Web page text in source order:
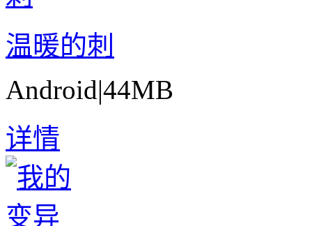
温暖的刺
Android|44MB
详情